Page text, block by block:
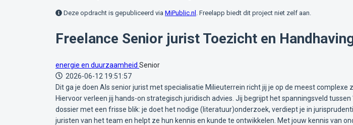
Deze opdracht is gepubliceerd via MiPublic.nl . Freelapp biedt dit project niet zelf aan.
Freelance Senior jurist Toezicht en
energie en duurzaamheid Senior
2026-06-12 19:51:57
Dit ga je doen Als senior jurist met specialisatie Milieuterrein richt jij je op de meest
Hiervoor verleen jij hands-on strategisch juridisch advies. Jij begrijpt het spanningsveld
dossier met een frisse blik: je doet het nodige (literatuur)onderzoek, verdiept je in
juristen van het team en helpt ze hun kennis en kunde te ontwikkelen. Met jouw kennis van